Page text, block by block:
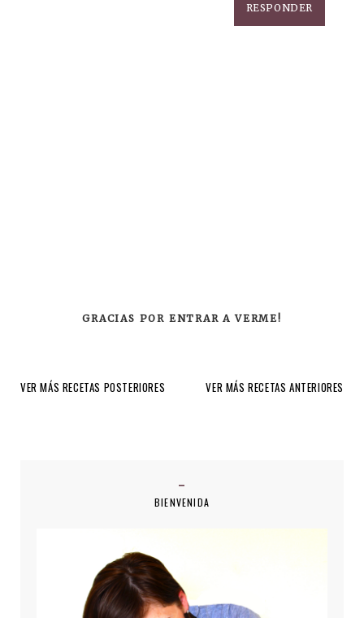
RESPONDER
GRACIAS POR ENTRAR A VERME!
VER MÁS RECETAS POSTERIORES VER MÁS RECETAS ANTERIORES
BIENVENIDA